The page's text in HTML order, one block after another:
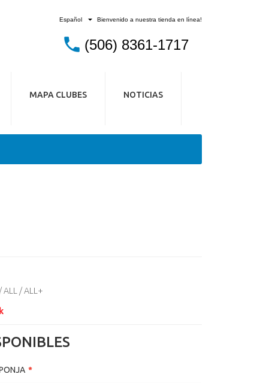
Español Bienvenido a nuestra tienda en línea!
(506) 8361-1717
MAPA CLUBES NOTICIAS
ALL / ALL+